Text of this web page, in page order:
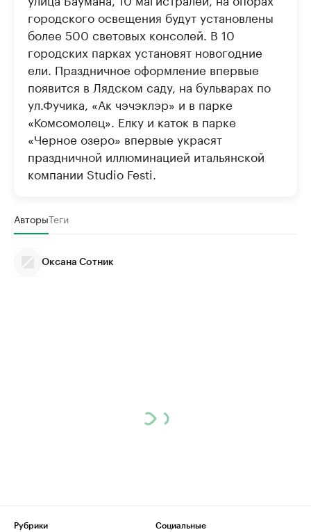
городского освещения будут установлены
более 500 световых консолей. В 10
городских парках установят новогодние
ели. Праздничное оформление впервые
появится в Лядском саду, на бульварах по
ул.Фучика, «Ак чэчэклэр» и в парке
«Комсомолец». Елку и каток в парке
«Черное озеро» впервые украсят
праздничной иллюминацией итальянской
компании Studio Festi.
АвторыТеги
Оксана Сотник
Рубрики
Социальные